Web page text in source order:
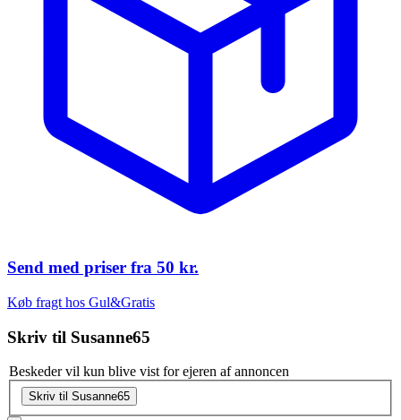
Send med priser fra 50 kr.
Køb fragt hos Gul&Gratis
Skriv til Susanne65
Beskeder vil kun blive vist for ejeren af annoncen
Skriv til Susanne65